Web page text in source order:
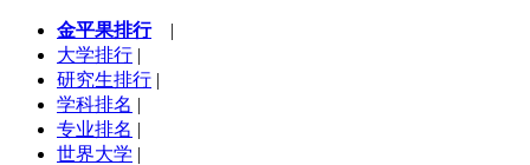
金平果排行|
大学排行 |
研究生排行 |
学科排名 |
专业排名 |
世界大学 |